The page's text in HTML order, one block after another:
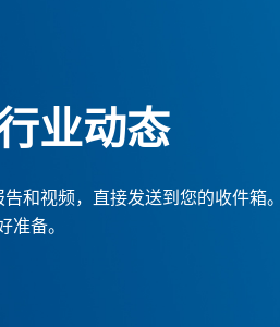
业动态
和视频，直接发送到您的收件箱
备。